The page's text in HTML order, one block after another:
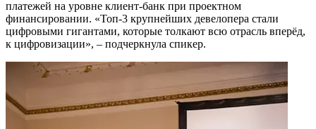
платежей на уровне клиент-банк при проектном
финансировании. «Топ-3 крупнейших девелопера стали
цифровыми гигантами, которые толкают всю отрасль вперёд,
к цифровизации», – подчеркнула спикер.